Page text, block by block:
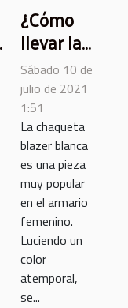
¿Cómo
llevar la
chaqueta
blazer
blanca?
Sábado 10 de
julio de 2021
1:51
La chaqueta
blazer blanca
es una pieza
muy popular
en el armario
femenino.
Luciendo un
color
atemporal,
se...